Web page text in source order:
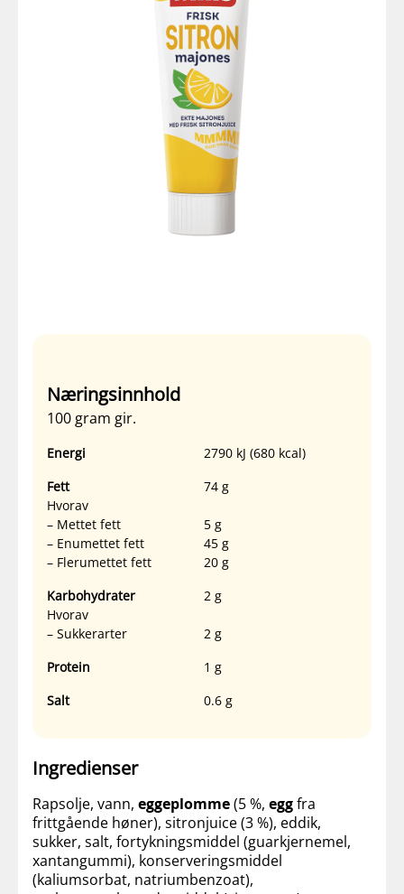
Næringsinnhold
100 gram gir.
Energi
2790 kJ (680 kcal)
Fett
74 g
Hvorav
– Mettet fett
5 g
– Enumettet fett
45 g
– Flerumettet fett
20 g
Karbohydrater
2 g
Hvorav
– Sukkerarter
2 g
Protein
1 g
Salt
0.6 g
Ingredienser
Rapsolje, vann, eggeplomme(5 %, eggfra
frittgående høner), sitronjuice (3 %), eddik,
sukker, salt, fortykningsmiddel (guarkjernemel,
xantangummi), konserveringsmiddel
(kaliumsorbat, natriumbenzoat),